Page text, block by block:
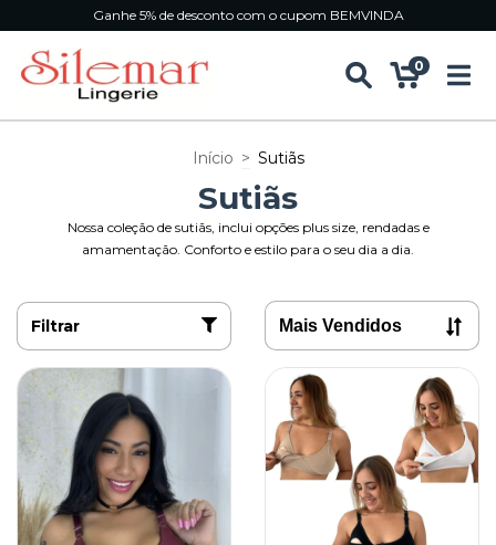
Ganhe 5% de desconto com o cupom BEMVINDA
0
Início > Sutiãs
Sutiãs
Nossa coleção de sutiãs, inclui opções plus size, rendadas e
amamentação. Conforto e estilo para o seu dia a dia.
Filtrar